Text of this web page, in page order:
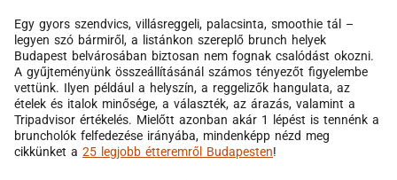
Egy gyors szendvics, villásreggeli, palacsinta, smoothie tál –
legyen szó bármiről, a listánkon szereplő brunch helyek
Budapest belvárosában biztosan nem fognak csalódást okozni.
A gyűjteményünk összeállításánál számos tényezőt figyelembe
vettünk. Ilyen például a helyszín, a reggelizők hangulata, az
ételek és italok minősége, a választék, az árazás, valamint a
Tripadvisor értékelés. Mielőtt azonban akár 1 lépést is tennénk a
bruncholók felfedezése irányába, mindenképp nézd meg
cikkünket a 25 legjobb étteremről Budapesten!